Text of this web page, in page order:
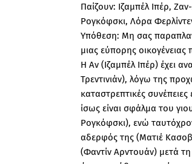
Παίζουν: Ιζαμπέλ Ιπέρ,
Ρογκόφσκι, Λόρα
Υπόθεση: Μη σας
μιας εύπορης
Η Αν (Ιζαμπέλ Ιπέρ) έχει
Τρεντινιάν), λόγω της
καταστρεπτικές
ίσως είναι σφάλμα του
Ρογκόφσκι), ενώ
αδερφός της (Ματιέ
(Φαντίν Αρντουάν) μετά